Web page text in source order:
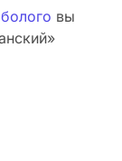
вы